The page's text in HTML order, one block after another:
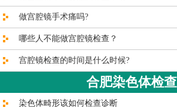
做宫腔镜手术痛吗?
哪些人不能做宫腔镜检查？
宫腔镜检查的时间是什么时候?
合肥染色体检查
染色体畸形该如何检查诊断